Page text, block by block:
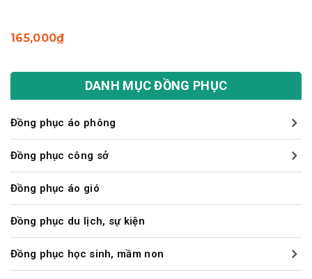
165,000₫
DANH MỤC ĐỒNG PHỤC
Đồng phục áo phông
Đồng phục công sở
Đồng phục áo gió
Đồng phục du lịch, sự kiện
Đồng phục học sinh, mầm non